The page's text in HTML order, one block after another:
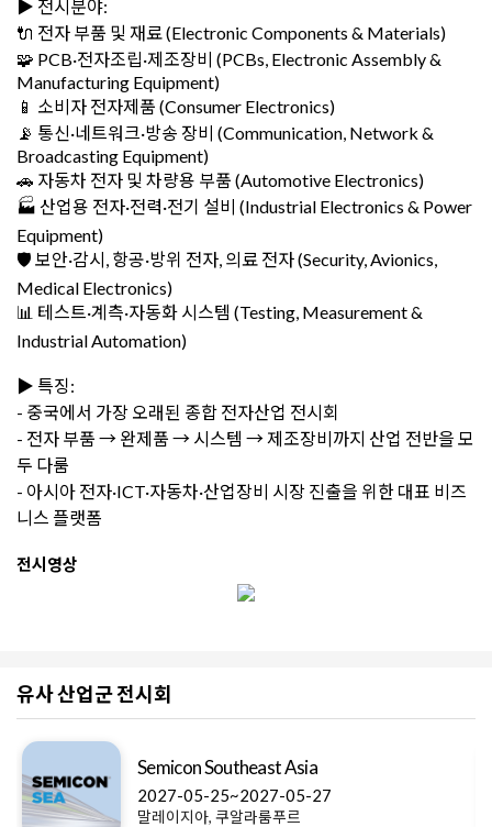
▶️ 전시분야:
🔌 전자 부품 및 재료 (Electronic Components & Materials)
🧩 PCB·전자조립·제조장비 (PCBs, Electronic Assembly &
Manufacturing Equipment)
📱 소비자 전자제품 (Consumer Electronics)
📡 통신·네트워크·방송 장비 (Communication, Network &
Broadcasting Equipment)
🚗 자동차 전자 및 차량용 부품 (Automotive Electronics)
🏭 산업용 전자·전력·전기 설비 (Industrial Electronics & Power
Equipment)
🛡 보안·감시, 항공·방위 전자, 의료 전자 (Security, Avionics,
Medical Electronics)
📊 테스트·계측·자동화 시스템 (Testing, Measurement &
Industrial Automation)
▶️ 특징:
- 중국에서 가장 오래된 종합 전자산업 전시회
- 전자 부품 → 완제품 → 시스템 → 제조장비까지 산업 전반을 모
두 다룸
- 아시아 전자·ICT·자동차·산업장비 시장 진출을 위한 대표 비즈
니스 플랫폼
전시영상
유사 산업군 전시회
Semicon Southeast Asia
2027-05-25~2027-05-27
말레이지아, 쿠알라룸푸르